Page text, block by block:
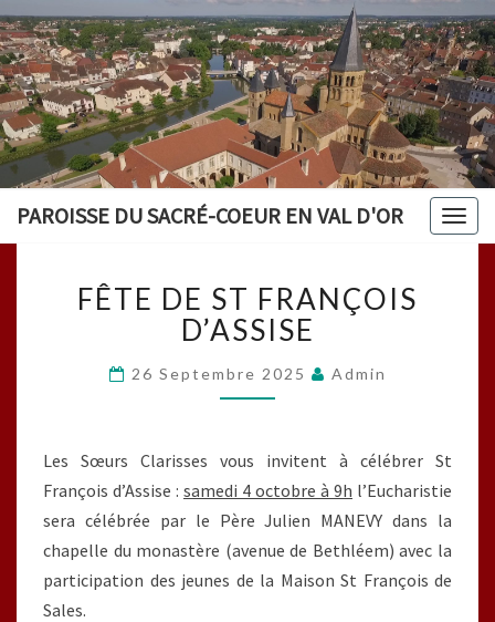
PAROISSE DU SACRÉ-COEUR EN VAL D'OR
DE
ST
FRANÇOIS
D’ASSISE
FÊTE DE ST FRANÇOIS
D’ASSISE
26 Septembre 2025 Admin
Les Sœurs Clarisses vous invitent à célébrer St
François d’Assise : samedi 4 octobre à 9h l’Eucharistie
sera célébrée par le Père Julien MANEVY dans la
chapelle du monastère (avenue de Bethléem) avec la
participation des jeunes de la Maison St François de
Sales.